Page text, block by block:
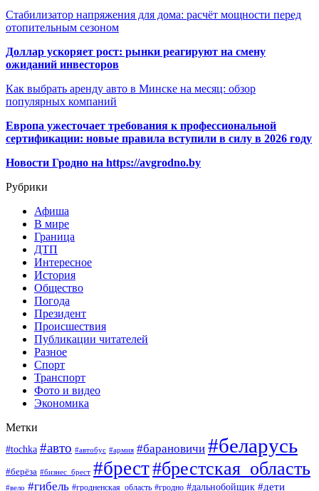
Стабилизатор напряжения для дома: расчёт мощности перед
отопительным сезоном
Доллар ускоряет рост: рынки реагируют на смену
ожиданий инвесторов
Как выбрать аренду авто в Минске на месяц: обзор
популярных компаний
Европа ужесточает требования к профессиональной
сертификации: новые правила вступили в силу в 2026 году
Новости Гродно на https://avgrodno.by
Рубрики
Афиша
В мире
Граница
ДТП
Интересное
История
Общество
Погода
Президент
Происшествия
Публикации читателей
Разное
Спорт
Транспорт
Фото и видео
Экономика
Метки
#tochka #авто #автобус #армия #барановичи #беларусь
#берёза #бизнес_брест #брест#брестская_область
#вело #гибель #гродненская_область #гродно #дальнобойщик #дети